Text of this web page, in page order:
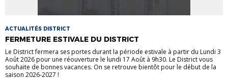
ACTUALITÉS DISTRICT
FERMETURE ESTIVALE DU DISTRICT
Le District fermera ses portes durant la période estivale à partir du Lundi 3
Août 2026 pour une réouverture le lundi 17 Août à 9h30. Le District vous
souhaite de bonnes vacances. On se retrouve bientôt pour le début de la
saison 2026-2027 !